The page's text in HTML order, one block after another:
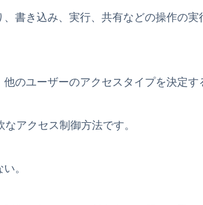
書き込み、実行、共有などの操作の実
のユーザーのアクセスタイプを決定す
アクセス制御方法です。
。